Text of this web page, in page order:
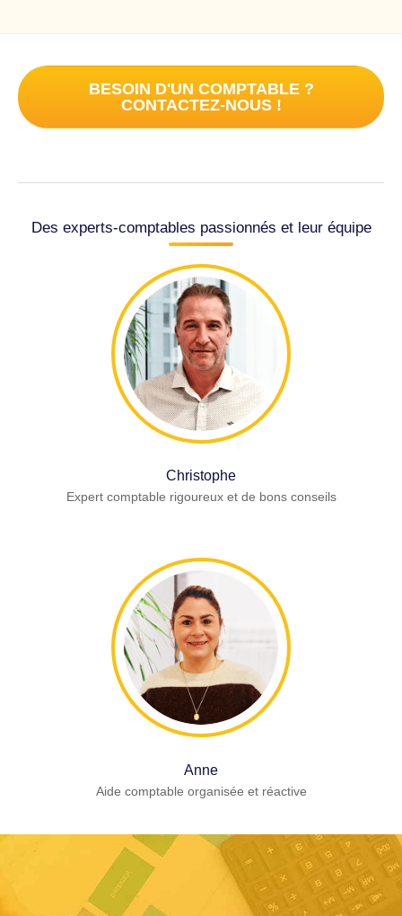
BESOIN D'UN COMPTABLE ?
CONTACTEZ-NOUS !
Des experts-comptables passionnés et leur équipe
Christophe
Expert comptable rigoureux et de bons conseils
Anne
Aide comptable organisée et réactive